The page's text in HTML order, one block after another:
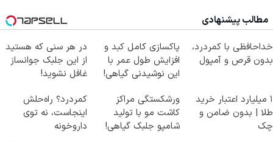
مطالب پیشنهادی
خداحافظی با کمردرد،
بدون قرص و آمپول
پاکسازی کامل کبد و
افزایش طول عمر با
این نوشیدنی گیاهی!
در هر سنی که هستید
از این جلبک جوانساز
غافل نشوید!
۱ میلیارد اعتبار خرید
طلا | بدون ضامن و
چک
ورشکستگی مراکز
کاشت مو با تولید
شامپو جلبک گیاهی!
کمردرد؟ راه‌حلش
اینجاست، نه توی
داروخونه